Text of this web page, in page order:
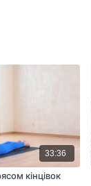
33:36
кінцівок